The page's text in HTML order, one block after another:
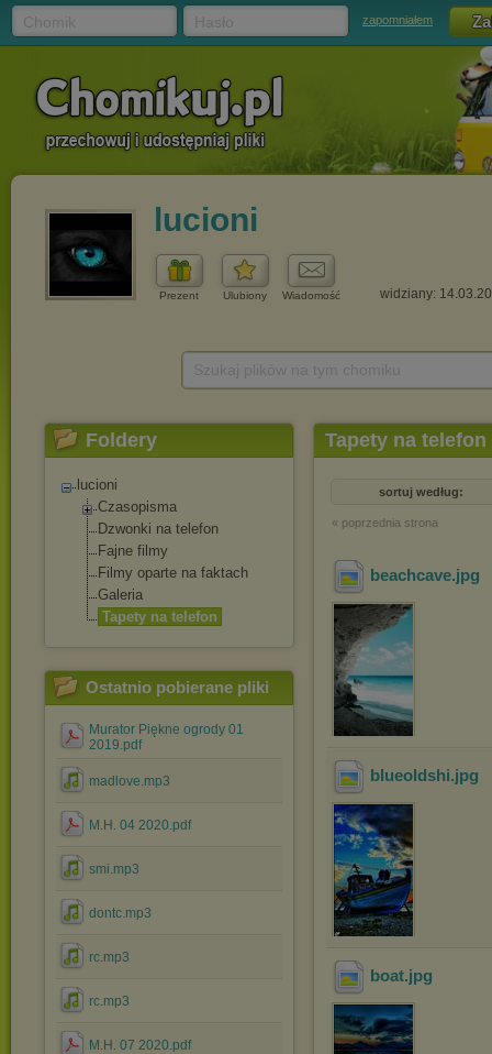
zapomniałem
lucioni
Prezent Ulubiony Wiadomość widziany:
Foldery
lucioni
Czasopisma
Dzwonki na telefon
Fajne filmy
Filmy oparte na faktach
Galeria
Tapety na telefon
Ostatnio pobierane pliki
Murator Piękne ogrody 01
2019.pdf
madlove.mp3
M.H. 04 2020.pdf
smi.mp3
dontc.mp3
rc.mp3
rc.mp3
M.H. 07 2020.pdf
Tapety na telefon
sortuj według:
« poprzednia strona
beachcave.jpg
blueoldshi.jpg
boat.jpg